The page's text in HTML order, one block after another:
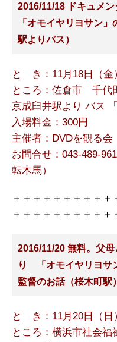
2016/11/18 ドキュメン
「オモイヤリヨサン
駅よりバス）
と き：11月18日（
ところ：佐倉市 千代
京成臼井駅より バス
入場料金：300円
主催者：DVDを観る会
お問合せ：043-489-
転木馬）
＋＋＋＋＋＋＋＋＋＋
＋＋＋＋＋＋＋＋＋＋
2016/11/20 無料。父
り 「オモイヤリヨサ
監督のお話（桜木町駅）
と き：11月20日（日
ところ：横浜市社会福